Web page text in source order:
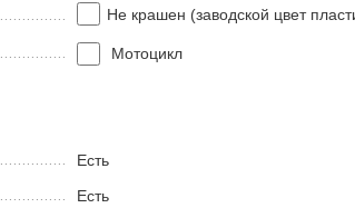
Не крашен (заводской цвет
Мотоцикл
Есть
Есть